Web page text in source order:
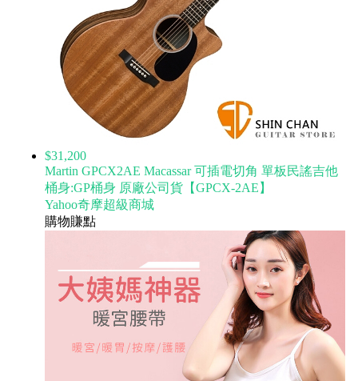
$31,200
Martin GPCX2AE Macassar 可插電切角 單板民謠吉他
桶身:GP桶身 原廠公司貨【GPCX-2AE】
Yahoo奇摩超級商城
購物賺點